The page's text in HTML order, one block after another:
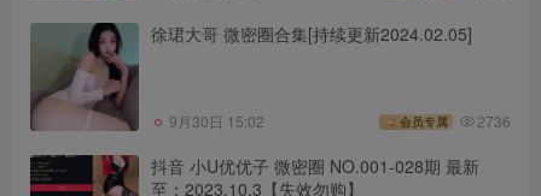
徐珺大哥 微密圈合集[持续更新2024.02.05]
9月30日 15:02 会员专属 2736
抖音 小U优优子 微密圈 NO.001-028期 最新
至：2023.10.3【失效勿购】